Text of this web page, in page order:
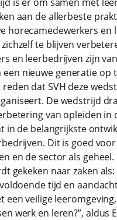
aan de allerbeste
horecamedewerkers en
te blijven
en leerbedrijven zijn
nieuwe generatie op
dat SVH deze
De wedstrijd
van opleiden in
in de belangrijkste
Dit is goed
en de sector als
gekeken naar zaken
tijd en
een veilige
werk en leren?”, aldus